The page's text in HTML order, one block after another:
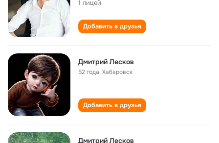
1 лицей
Добавить в друзья
Дмитрий Лесков
52 года,Хабаровск
Добавить в друзья
Дмитрий Лесков